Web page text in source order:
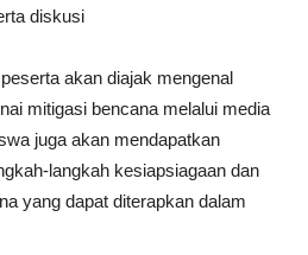
diskusi
akan diajak mengenal
mitigasi bencana melalui media
juga akan mendapatkan
langkah kesiapsiagaan dan
yang dapat diterapkan dalam